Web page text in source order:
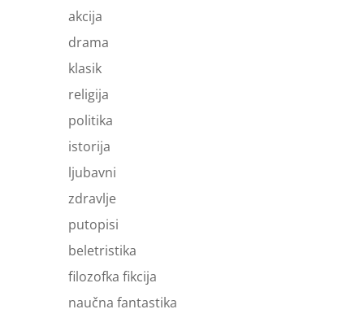
akcija
drama
klasik
religija
politika
istorija
ljubavni
zdravlje
putopisi
beletristika
filozofka fikcija
naučna fantastika